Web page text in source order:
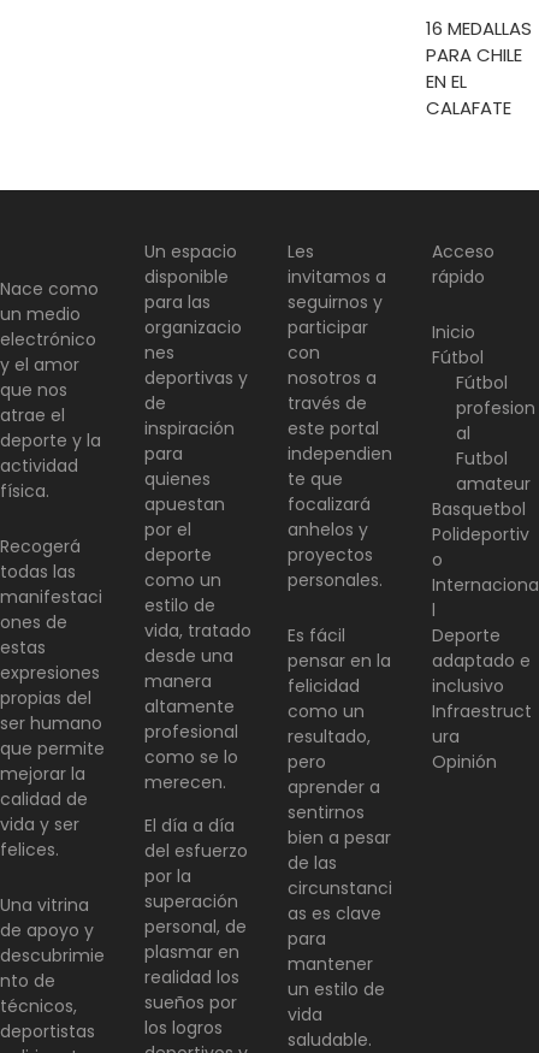
16 MEDALLAS
PARA CHILE
EN EL
CALAFATE
Nace como
un medio
electrónico
y el amor
que nos
atrae el
deporte y la
actividad
física.
Recogerá
todas las
manifestaci
ones de
estas
expresiones
propias del
ser humano
que permite
mejorar la
calidad de
vida y ser
felices.
Una vitrina
de apoyo y
descubrimie
nto de
técnicos,
deportistas
Un espacio
disponible
para las
organizacio
nes
deportivas y
de
inspiración
para
quienes
apuestan
por el
deporte
como un
estilo de
vida, tratado
desde una
manera
altamente
profesional
como se lo
merecen.
El día a día
del esfuerzo
por la
superación
personal, de
plasmar en
realidad los
sueños por
los logros
Les
invitamos a
seguirnos y
participar
con
nosotros a
través de
este portal
independien
te que
focalizará
anhelos y
proyectos
personales.
Es fácil
pensar en la
felicidad
como un
resultado,
pero
aprender a
sentirnos
bien a pesar
de las
circunstanci
as es clave
para
mantener
un estilo de
vida
saludable.
Acceso
rápido
Inicio
Fútbol
Fútbol
profesion
al
Futbol
amateur
Basquetbol
Polideportiv
o
Internaciona
l
Deporte
adaptado e
inclusivo
Infraestruct
ura
Opinión